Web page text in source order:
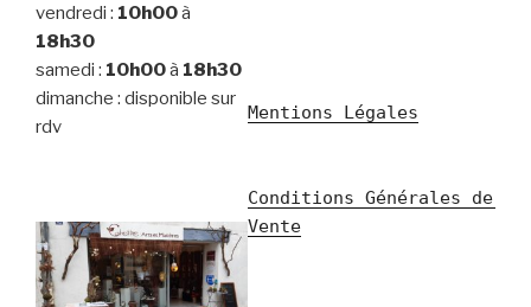
vendredi : 10h00à
18h30
samedi : 10h00à 18h30
dimanche : disponible sur
rdv
Mentions Légales
Conditions Générales de
Vente